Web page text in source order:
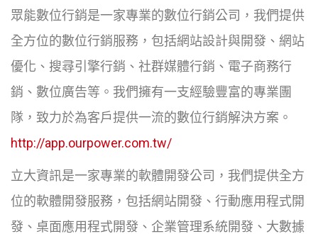
眾能數位行銷是一家專業的數位行銷公司，我們提供
全方位的數位行銷服務，包括網站設計與開發、網站
優化、搜尋引擎行銷、社群媒體行銷、電子商務行
銷、數位廣告等。我們擁有一支經驗豐富的專業團
隊，致力於為客戶提供一流的數位行銷解決方案。
http://app.ourpower.com.tw/
立大資訊是一家專業的軟體開發公司，我們提供全方
位的軟體開發服務，包括網站開發、行動應用程式開
發、桌面應用程式開發、企業管理系統開發、大數據